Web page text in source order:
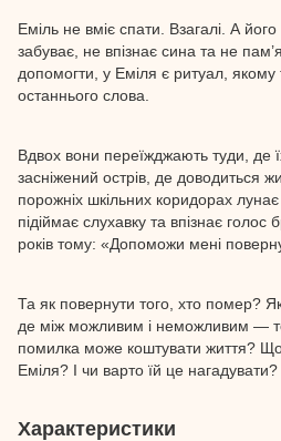
Еміль не вміє спати. Взагалі. А
забуває, не впізнає сина та не
допомогти, у Еміля є ритуал, якому
останнього слова.
Вдвох вони переїжджають туди, де
засніжений острів, де доводиться
порожніх шкільних коридорах
підіймає слухавку та впізнає
років тому: «Допоможи мені
Та як повернути того, хто помер?
де між можливим і неможливим —
помилка може коштувати життя?
Еміля? І чи варто їй це нагадувати?
Характеристики